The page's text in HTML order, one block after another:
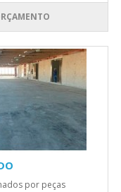
por peças